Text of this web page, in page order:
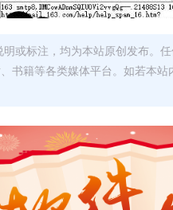
或标注，均为本站原创发布。
书籍等各类媒体平台。如若本